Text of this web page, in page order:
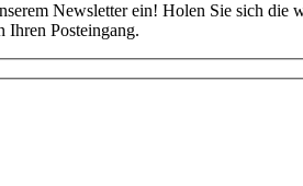
Newsletter ein! Holen Sie sich die
Ihren Posteingang.